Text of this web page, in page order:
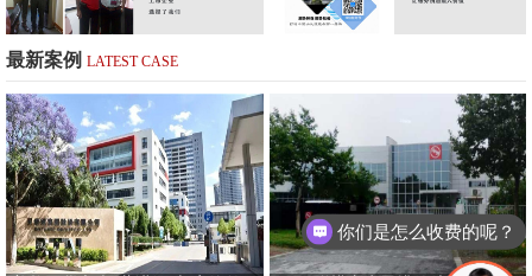
最新案例 LATEST CASE
你们是怎么收费的呢？